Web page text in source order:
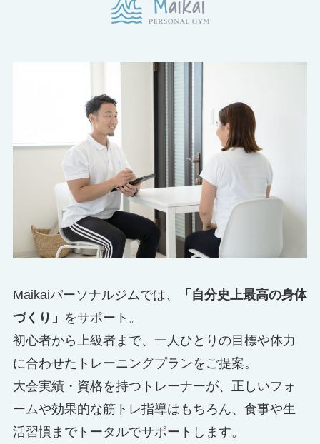
Maikaiパーソナルジムでは、
「自分史上最高の身体
づくり」 をサポート。
初心者から上級者まで、一人ひとりの目標や体力
に合わせたトレーニングプランをご提案。
大会実績・資格を持つトレーナーが、正しいフォ
ームや効果的な筋トレ指導はもちろん、食事や生
活習慣までトータルでサポートします。